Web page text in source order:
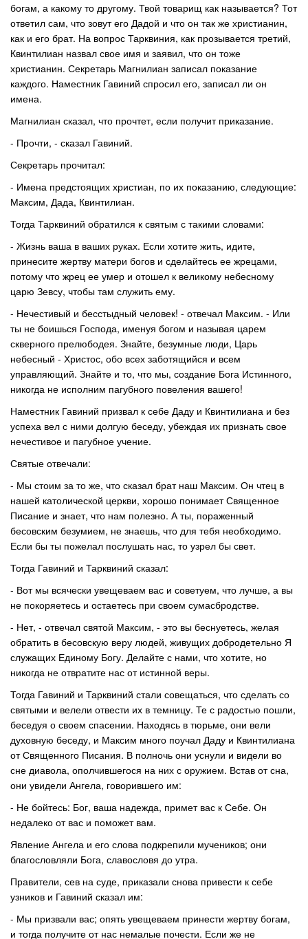
богам, а какому то другому. Твой товарищ как называется? Тот
ответил сам, что зовут его Дадой и что он так же христианин,
как и его брат. На вопрос Тарквиния, как прозывается третий,
Квинтилиан назвал свое имя и заявил, что он тоже
христианин. Секретарь Магнилиан записал показание
каждого. Наместник Гавиний спросил его, записал ли он
имена.
Магнилиан сказал, что прочтет, если получит приказание.
- Прочти, - сказал Гавиний.
Секретарь прочитал:
- Имена предстоящих христиан, по их показанию, следующие:
Максим, Дада, Квинтилиан.
Тогда Тарквиний обратился к святым с такими словами:
- Жизнь ваша в ваших руках. Если хотите жить, идите,
принесите жертву матери богов и сделайтесь ее жрецами,
потому что жрец ее умер и отошел к великому небесному
царю Зевсу, чтобы там служить ему.
- Нечестивый и бесстыдный человек! - отвечал Максим. - Или
ты не боишься Господа, именуя богом и называя царем
скверного прелюбодея. Знайте, безумные люди, Царь
небесный - Христос, обо всех заботящийся и всем
управляющий. Знайте и то, что мы, создание Бога Истинного,
никогда не исполним пагубного повеления вашего!
Наместник Гавиний призвал к себе Даду и Квинтилиана и без
успеха вел с ними долгую беседу, убеждая их признать свое
нечестивое и пагубное учение.
Святые отвечали:
- Мы стоим за то же, что сказал брат наш Максим. Он чтец в
нашей католической церкви, хорошо понимает Священное
Писание и знает, что нам полезно. А ты, пораженный
бесовским безумием, не знаешь, что для тебя необходимо.
Если бы ты пожелал послушать нас, то узрел бы свет.
Тогда Гавиний и Тарквиний сказал:
- Вот мы всячески увещеваем вас и советуем, что лучше, а вы
не покоряетесь и остаетесь при своем сумасбродстве.
- Нет, - отвечал святой Максим, - это вы беснуетесь, желая
обратить в бесовскую веру людей, живущих добродетельно Я
служащих Единому Богу. Делайте с нами, что хотите, но
никогда не отвратите нас от истинной веры.
Тогда Гавиний и Тарквиний стали совещаться, что сделать со
святыми и велели отвести их в темницу. Те с радостью пошли,
беседуя о своем спасении. Находясь в тюрьме, они вели
духовную беседу, и Максим много поучал Даду и Квинтилиана
от Священного Писания. В полночь они уснули и видели во
сне диавола, ополчившегося на них с оружием. Встав от сна,
они увидели Ангела, говорившего им:
- Не бойтесь: Бог, ваша надежда, примет вас к Себе. Он
недалеко от вас и поможет вам.
Явление Ангела и его слова подкрепили мучеников; они
благословляли Бога, славословя до утра.
Правители, сев на суде, приказали снова привести к себе
узников и Гавиний сказал им:
- Мы призвали вас; опять увещеваем принести жертву богам,
и тогда получите от нас немалые почести. Если же не